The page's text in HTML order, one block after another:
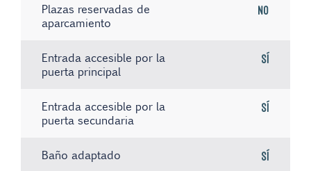
Plazas reservadas de
aparcamiento
No
Entrada accesible por la
puerta principal
Sí
Entrada accesible por la
puerta secundaria
Sí
Baño adaptado Sí